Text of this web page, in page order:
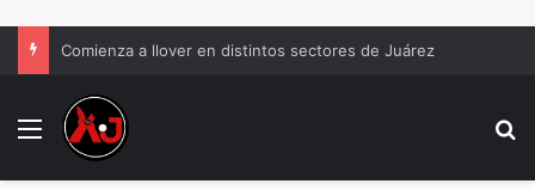
Comienza a llover en distintos sectores de Juárez
Menu